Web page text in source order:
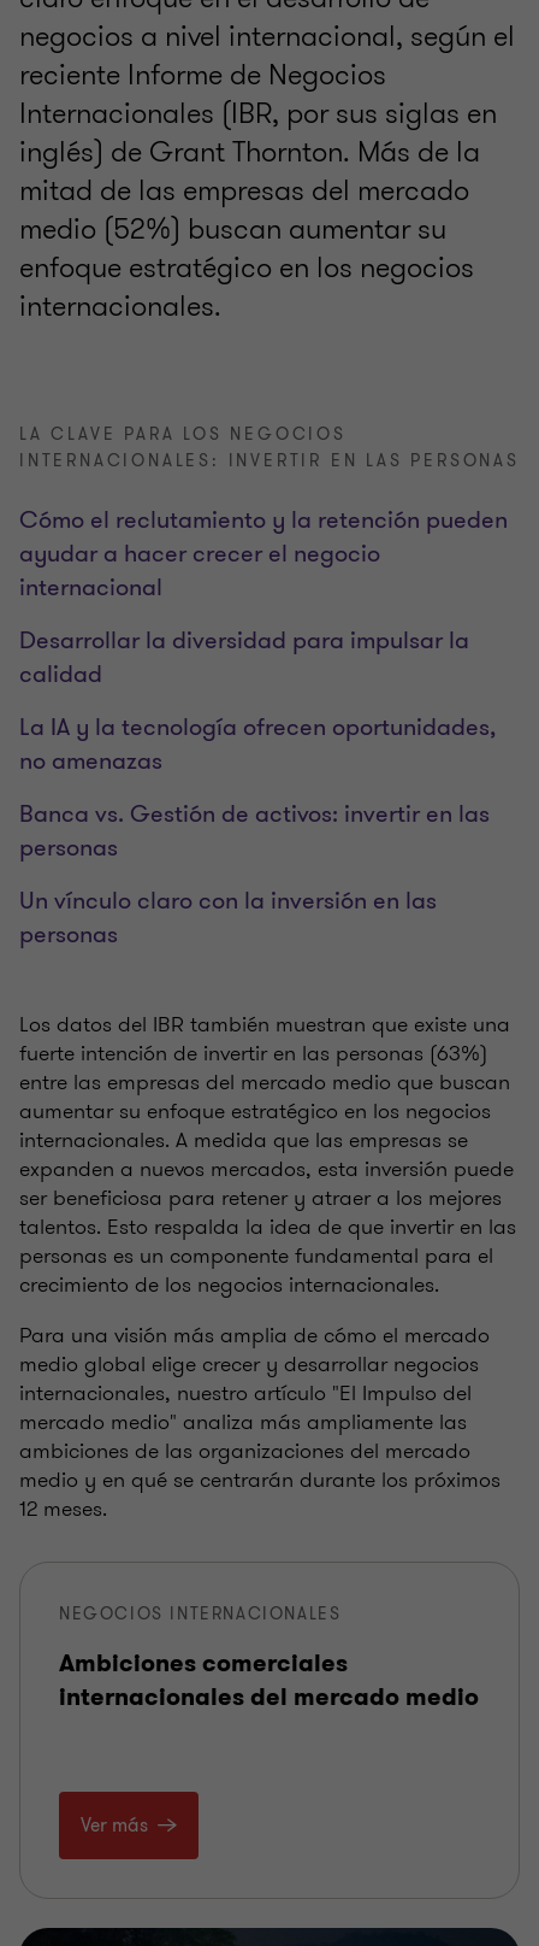
negocios a nivel internacional, según el
reciente Informe de Negocios
Internacionales (IBR, por sus siglas en
inglés) de Grant Thornton. Más de la
mitad de las empresas del mercado
medio (52%) buscan aumentar su
enfoque estratégico en los negocios
internacionales.
LA CLAVE PARA LOS NEGOCIOS
INTERNACIONALES: INVERTIR EN LAS PERSONAS
Cómo el reclutamiento y la retención pueden
ayudar a hacer crecer el negocio
internacional
Desarrollar la diversidad para impulsar la
calidad
La IA y la tecnología ofrecen oportunidades,
no amenazas
Banca vs. Gestión de activos: invertir en las
personas
Un vínculo claro con la inversión en las
personas
Los datos del IBR también muestran que existe una
fuerte intención de invertir en las personas (63%)
entre las empresas del mercado medio que buscan
aumentar su enfoque estratégico en los negocios
internacionales. A medida que las empresas se
expanden a nuevos mercados, esta inversión puede
ser beneficiosa para retener y atraer a los mejores
talentos. Esto respalda la idea de que invertir en las
personas es un componente fundamental para el
crecimiento de los negocios internacionales.
Para una visión más amplia de cómo el mercado
medio global elige crecer y desarrollar negocios
internacionales, nuestro artículo "El Impulso del
mercado medio" analiza más ampliamente las
ambiciones de las organizaciones del mercado
medio y en qué se centrarán durante los próximos
12 meses.
NEGOCIOS INTERNACIONALES
Ambiciones comerciales
internacionales del mercado medio
Ver más